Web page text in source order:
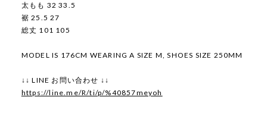
太もも 32 33.5
裾 25.5 27
総丈 101 105
MODEL IS 176CM WEARING A SIZE M, SHOES SIZE 250MM
↓↓ LINE お問い合わせ ↓↓
https://line.me/R/ti/p/%40857meyoh